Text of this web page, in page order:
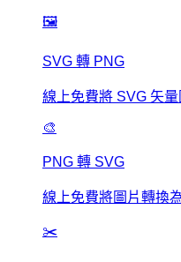
🖼️
SVG 轉 PNG
線上免費將 SVG 矢
🎨
PNG 轉 SVG
線上免費將圖片轉換
✂️